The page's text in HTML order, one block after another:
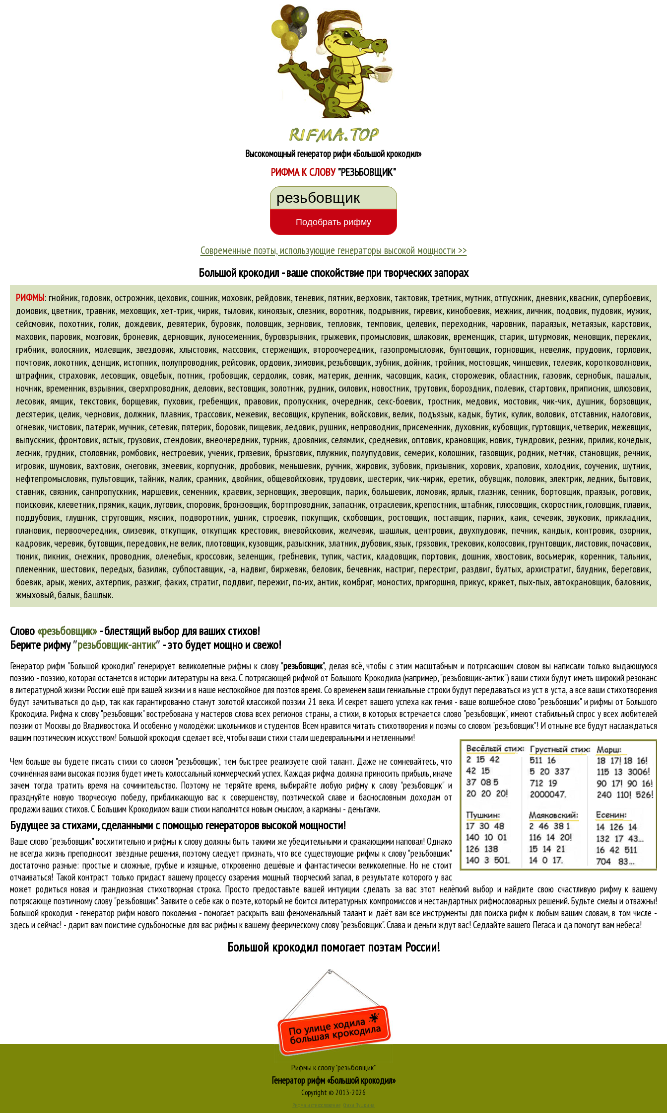
Высокомощный генератор рифм«Большой крокодил»
РИФМА К СЛОВУ"РЕЗЬБОВЩИК"
Современные поэты, использующие генераторы высокой мощности >>
Большой крокодил - ваше спокойствие при творческих запорах
РИФМЫ: гнойник, годовик, острожник, цеховик, сошник, моховик, рейдовик, теневик, пятник, верховик, тактовик, третник, мутник, отпускник, дневник, квасник, супербоевик,
домовик, цветник, травник, меховщик, хет-трик, чирик, тыловик, киноязык, слезник, воротник, подрывник, гиревик, кинобоевик, межник, личник, подовик, пудовик, мужик,
сейсмовик, похотник, голик, дождевик, девятерик, буровик, половщик, зерновик, тепловик, темповик, целевик, переходник, чаровник, параязык, метаязык, карстовик,
маховик, паровик, мозговик, броневик, дерновщик, луносеменник, буровзрывник, грыжевик, промысловик, шлаковик, временщик, старик, штурмовик, меновщик, переклик,
грибник, волосяник, молевщик, звездовик, хлыстовик, массовик, стерженщик, второочередник, газопромысловик, бунтовщик, горновщик, невелик, прудовик, горловик,
почтовик, локотник, денщик, истопник, полупроводник, рейсовик, ордовик, зимовик, резьбовщик, зубник, дойник, тройник, мостовщик, чиншевик, телевик, коротковолновик,
штрафник, страховик, лесовщик, овцебык, потник, гробовщик, сердолик, совик, материк, денник, часовщик, касик, сторожевик, областник, газовик, сернобык, пашалык,
ночник, временник, взрывник, сверхпроводник, деловик, вестовщик, золотник, рудник, силовик, новостник, трутовик, бороздник, полевик, стартовик, приписник, шлюзовик,
лесовик, ямщик, текстовик, борщевик, пуховик, гребенщик, правовик, пропускник, очередник, секс-боевик, тростник, медовик, мостовик, чик-чик, душник, борзовщик,
десятерик, целик, черновик, должник, плавник, трассовик, межевик, весовщик, крупеник, войсковик, велик, подъязык, кадык, бутик, кулик, воловик, отставник, налоговик,
огневик, чистовик, патерик, мучник, сетевик, пятерик, боровик, пищевик, ледовик, рушник, непроводник, присеменник, духовник, кубовщик, гуртовщик, четверик, межевщик,
выпускник, фронтовик, ястык, грузовик, стендовик, внеочередник, турник, дровяник, селямлик, средневик, оптовик, крановщик, новик, тундровик, резник, прилик, кочедык,
лесник, грудник, столовник, ромбовик, нестроевик, ученик, грязевик, брызговик, плужник, полупудовик, семерик, колошник, газовщик, родник, метчик, становщик, речник,
игровик, шумовик, вахтовик, снеговик, змеевик, корпусник, дробовик, меньшевик, ручник, жировик, зубовик, призывник, хоровик, храповик, холодник, соученик, шутник,
нефтепромысловик, пультовщик, тайник, малик, срамник, двойник, общевойсковик, трудовик, шестерик, чик-чирик, еретик, обувщик, половик, электрик, ледник, бытовик,
ставник, связник, санпропускник, маршевик, семенник, краевик, зерновщик, зверовщик, парик, большевик, ломовик, ярлык, глазник, сенник, бортовщик, праязык, роговик,
поисковик, клеветник, прямик, кацик, луговик, споровик, бронзовщик, бортпроводник, запасник, отраслевик, крепостник, штабник, плюсовщик, скоростник, головщик, плавик,
поддубовик, глушник, струговщик, мясник, подворотник, ушник, строевик, покупщик, скобовщик, ростовщик, поставщик, парник, каик, сечевик, звуковик, прикладник,
плановик, первоочередник, слизевик, откупщик, откупщик крестовик, вневойсковик, желчевик, шашлык, центровик, двухпудовик, печник, кандык, контровик, озорник,
кадровик, черевик, бутовщик, передовик, не велик, плотовщик, кузовщик, разыскник, златник, дубовик, язык, грязовик, трековик, колосовик, грунтовщик, листовик, почасовик,
тюник, пикник, снежник, проводник, оленебык, кроссовик, зеленщик, гребневик, тупик, частик, кладовщик, портовик, дошник, хвостовик, восьмерик, коренник, тальник,
племенник, шестовик, передых, базилик, субпоставщик, -а, надвиг, биржевик, беловик, бечевник, настриг, перестриг, раздвиг, бултых, архистратиг, блудник, береговик,
боевик, арык, жених, ахтерпик, разжиг, факих, стратиг, поддвиг, пережиг, по-их,антик, комбриг, моностих, пригоршня, прикус, крикет, пых-пых,автокрановщик, баловник,
жмыховый,балык,башлык.
Слово«резьбовщик»- блестящий выбор для ваших стихов!
Берите рифму″резьбовщик-антик″ - это будет мощно и свежо!
Генератор рифм "Большой крокодил" генерирует великолепные рифмы к слову "резьбовщик", делая всё, чтобы с этим масштабным и потрясающим словом вы написали только выдающуюся
поэзию - поэзию, которая останется в истории литературы на века. С потрясающей рифмой от Большого Крокодила (например, "резьбовщик-антик") ваши стихи будут иметь широкий резонанс
в литературной жизни России ещё при вашей жизни и в наше неспокойное для поэтов время. Со временем ваши гениальные строки будут передаваться из уст в уста, а все ваши стихотворения
будут зачитываться до дыр, так как гарантированно станут золотой классикой поэзии 21 века. И секрет вашего успеха как гения - ваше волшебное слово "резьбовщик" и рифмы от Большого
Крокодила. Рифма к слову "резьбовщик" востребована у мастеров слова всех регионов страны, а стихи, в которых встречается слово "резьбовщик", имеют стабильный спрос у всех любителей
поэзии от Москвы до Владивостока. И особенно у молодёжи: школьников и студентов. Всем нравится читать стихотворения и поэмы со словом "резьбовщик"! И отныне все будут наслаждаться
вашим поэтическим искусством! Большой крокодил cделает всё, чтобы ваши стихи стали шедевральными и нетленными!
Чем больше вы будете писать стихи со словом "резьбовщик", тем быстрее реализуете свой талант. Даже не сомневайтесь, что
сочинённая вами высокая поэзия будет иметь колоссальный коммерческий успех. Каждая рифма должна приносить прибыль, иначе
зачем тогда тратить время на сочинительство. Поэтому не теряйте время, выбирайте любую рифму к слову "резьбовщик" и
празднуйте новую творческую победу, приближающую вас к совершенству, поэтической славе и баснословным доходам от
продажи ваших стихов. С Большим Крокодилом ваши стихи наполнятся новым смыслом, а карманы - деньгами.
Будущее за стихами, сделанными с помощью генераторов высокой мощности!
Ваше слово "резьбовщик" восхитительно и рифмы к слову должны быть такими же убедительными и сражающими наповал! Однако
не всегда жизнь преподносит звёздные решения, поэтому следует признать, что все существующие рифмы к слову "резьбовщик"
достаточно разные: простые и сложные, грубые и изящные, откровенно дешёвые и фантастически великолепные. Но не стоит
отчаиваться! Такой контраст только придаст вашему процессу озарения мощный творческий запал, в результате которого у вас
может родиться новая и грандиозная стихотворная строка. Просто предоставьте вашей интуиции сделать за вас этот нелёгкий выбор и найдите свою счастливую рифму к вашему
потрясающе поэтичному слову "резьбовщик". Заявите о себе как о поэте, который не боится литературных компромиссов и нестандартных рифмословарных решений. Будьте смелы и отважны!
Большой крокодил - генератор рифм нового поколения - помогает раскрыть ваш феноменальный талант и даёт вам все инструменты для поиска рифм к любым вашим словам, в том числе -
здесь и сейчас! - дарит вам поистине судьбоносные для вас рифмы к вашему феерическому слову "резьбовщик". Слава и деньги ждут вас! Седлайте вашего Пегаса и да помогут вам небеса!
Большой крокодил помогает поэтам России!
Рифмы к слову "резьбовщик"
Генератор рифм «Большой крокодил»
Copyright © 2013-2026
Рифма и стихосложение Стихи Пушкина